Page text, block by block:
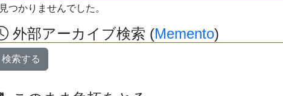
見つかりませんでした。
外部アーカイブ検索 (Memento)
検索する